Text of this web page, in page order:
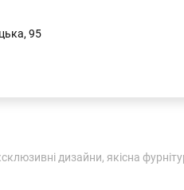
95
дизайни, якісна